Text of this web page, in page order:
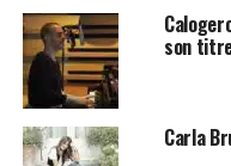
SUJETS ASSOCIÉS:
son titre
Carla